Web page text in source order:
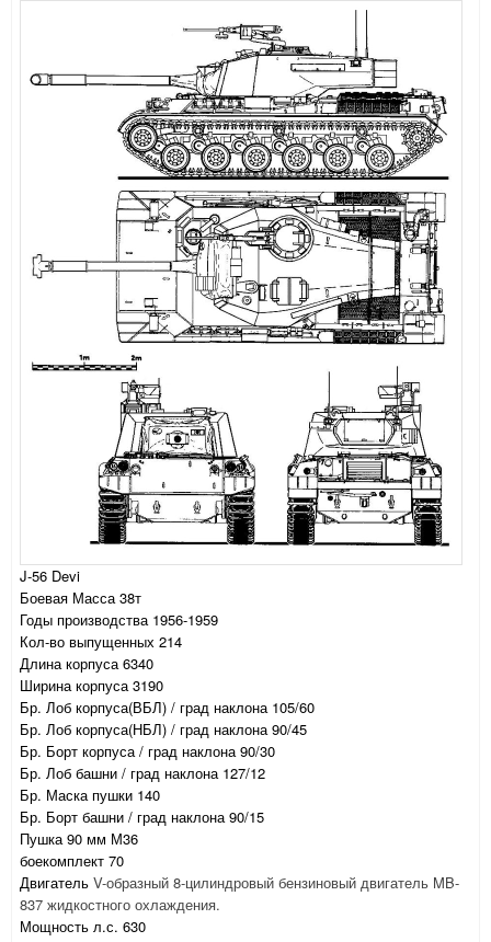
J-56 Devi
Боевая Масса 38т
Годы производства 1956-1959
Кол-во выпущенных 214
Длина корпуса 6340
Ширина корпуса 3190
Бр. Лоб корпуса(ВБЛ) / град наклона 105/60
Бр. Лоб корпуса(НБЛ) / град наклона 90/45
Бр. Борт корпуса / град наклона 90/30
Бр. Лоб башни / град наклона 127/12
Бр. Маска пушки 140
Бр. Борт башни / град наклона 90/15
Пушка 90 мм М36
боекомплект 70
Двигатель V-образный 8-цилиндровый бензиновый двигатель MB-
837 жидкостного охлаждения.
Мощность л.с. 630